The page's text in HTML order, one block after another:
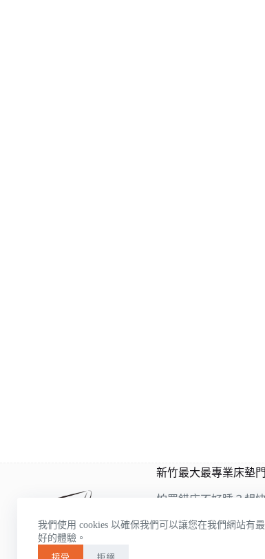
我們使用 cookies 以確保我們可以讓您在我們網站有最
好的體驗。
新竹最大最專業床墊
怕買錯床不好睡？趕
9319是雙ISO認證床
的床墊床架展示，